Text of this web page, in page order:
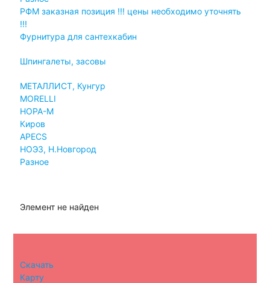
РФМ заказная позиция !!! цены необходимо уточнять
!!!
Фурнитура для сантехкабин
Шпингалеты, засовы
МЕТАЛЛИСТ, Кунгур
MORELLI
НОРА-М
Киров
APECS
НОЭЗ, Н.Новгород
Разное
Элемент не найден
Скачать
Карту